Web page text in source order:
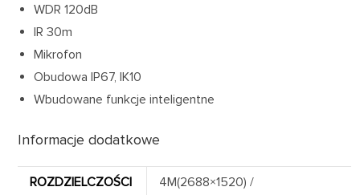
WDR 120dB
IR 30m
Mikrofon
Obudowa IP67, IK10
Wbudowane funkcje inteligentne
Informacje dodatkowe
ROZDZIELCZOŚCI
4M(2688×1520) /